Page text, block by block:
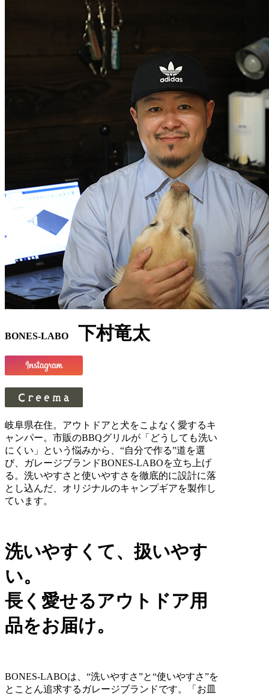
BONES-LABO 下村竜太
岐阜県在住。アウトドアと犬をこよなく愛するキ
ャンパー。市販のBBQグリルが「どうしても洗い
にくい」という悩みから、“自分で作る”道を選
び、ガレージブランドBONES-LABOを立ち上げ
る。洗いやすさと使いやすさを徹底的に設計に落
とし込んだ、オリジナルのキャンプギアを製作し
ています。
洗いやすくて、扱いやす
い。
長く愛せるアウトドア用
品をお届け。
BONES-LABOは、“洗いやすさ”と“使いやすさ”を
とことん追求するガレージブランドです。「お皿